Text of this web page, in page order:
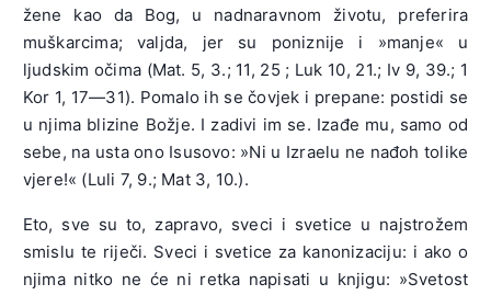
žene kao da Bog, u nadnaravnom životu, preferira
muškarcima; valjda, jer su poniznije i »manje« u
ljudskim očima (Mat. 5, 3.; 11, 25 ; Luk 10, 21.; Iv 9, 39.; 1
Kor 1, 17—31). Pomalo ih se čovjek i prepane: postidi se
u njima blizine Božje. I zadivi im se. Izađe mu, samo od
sebe, na usta ono Isusovo: »Ni u Izraelu ne nađoh tolike
vjere!« (Luli 7, 9.; Mat 3, 10.).
Eto, sve su to, zapravo, sveci i svetice u najstrožem
smislu te riječi. Sveci i svetice za kanonizaciju: i ako o
njima nitko ne će ni retka napisati u knjigu: »Svetost